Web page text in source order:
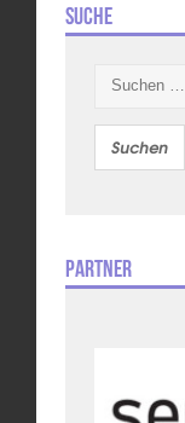
Suche
nach:
Partner